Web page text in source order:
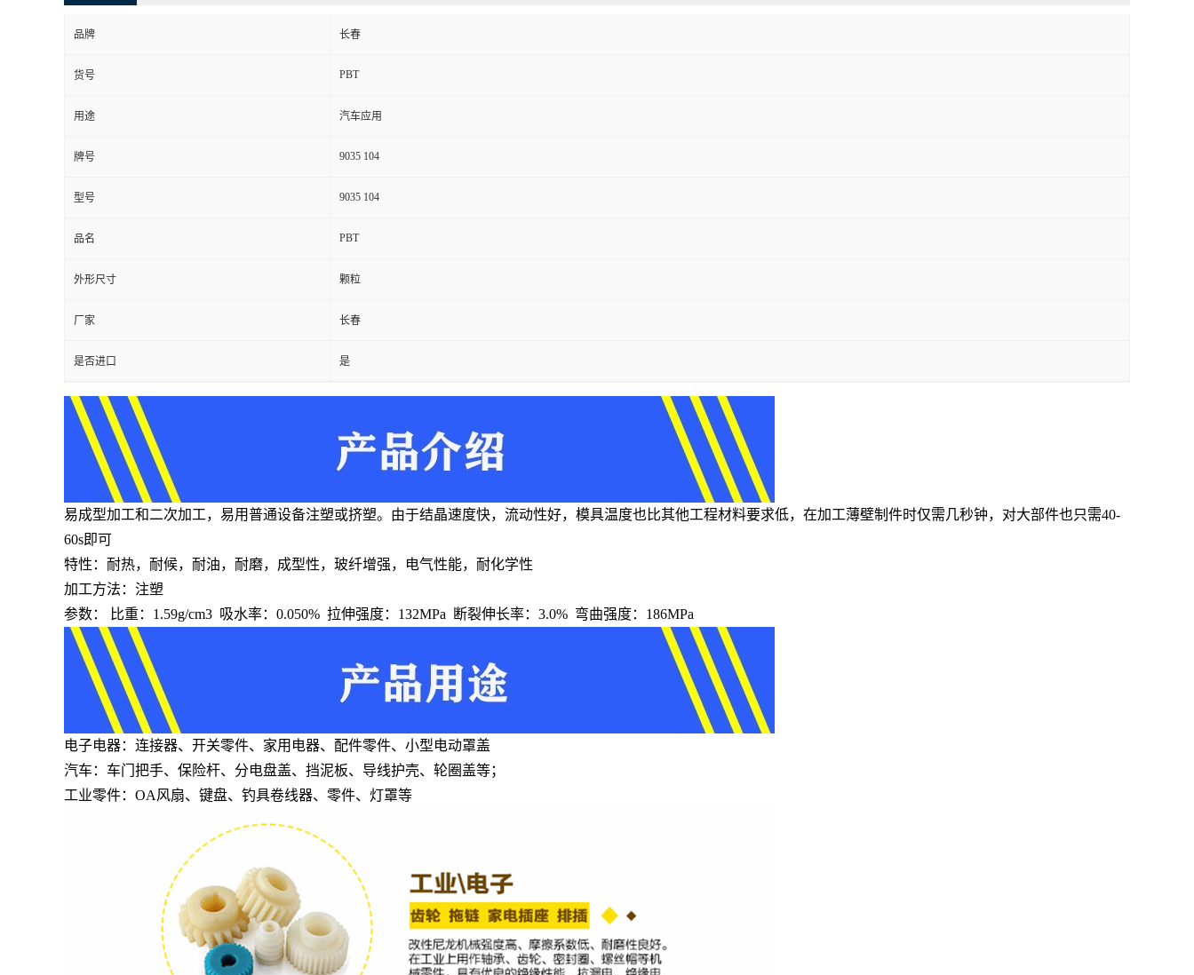
品牌 长春
货号 PBT
用途 汽车应用
牌号 9035 104
型号 9035 104
品名 PBT
外形尺寸 颗粒
厂家 长春
是否进口 是
易成型加工和二次加工，易用普通设备注塑或挤塑。由于结晶速度快，流动性好，模具温度也比其他工程材料要求低，在加工薄壁制件时仅需几秒钟，对大部件也只需40-
60s即可
特性：耐热，耐候，耐油，耐磨，成型性，玻纤增强，电气性能，耐化学性
加工方法：注塑
参数： 比重：1.59g/cm3 吸水率：0.050% 拉伸强度：132MPa 断裂伸长率：3.0% 弯曲强度：186MPa
电子电器：连接器、开关零件、家用电器、配件零件、小型电动罩盖
汽车：车门把手、保险杆、分电盘盖、挡泥板、导线护壳、轮圈盖等；
工业零件：OA风扇、键盘、钓具卷线器、零件、灯罩等